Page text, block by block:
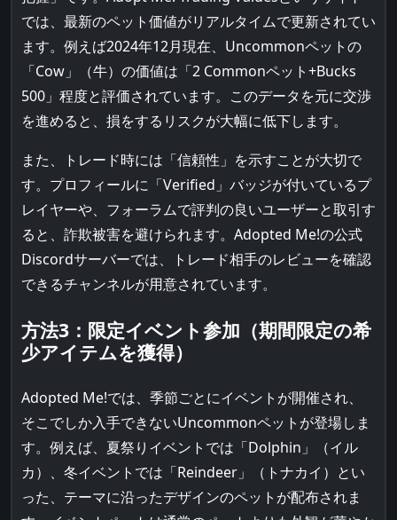
では、最新のペット価値がリアルタイムで更新されてい
ます。例えば2024年12月現在、Uncommonペットの
「Cow」（牛）の価値は「2 Commonペット+Bucks
500」程度と評価されています。このデータを元に交渉
を進めると、損をするリスクが大幅に低下します。
また、トレード時には「信頼性」を示すことが大切で
す。プロフィールに「Verified」バッジが付いているプ
レイヤーや、フォーラムで評判の良いユーザーと取引す
ると、詐欺被害を避けられます。Adopted Me!の公式
Discordサーバーでは、トレード相手のレビューを確認
できるチャンネルが用意されています。
方法3：限定イベント参加（期間限定の希
少アイテムを獲得）
Adopted Me!では、季節ごとにイベントが開催され、
そこでしか入手できないUncommonペットが登場しま
す。例えば、夏祭りイベントでは「Dolphin」（イル
カ）、冬イベントでは「Reindeer」（トナカイ）とい
った、テーマに沿ったデザインのペットが配布されま